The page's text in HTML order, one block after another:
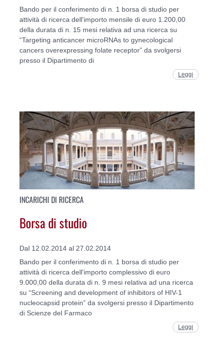
Bando per il conferimento di n. 1 borsa di studio per
attività di ricerca dell'importo mensile di euro 1.200,00
della durata di n. 15 mesi relativa ad una ricerca su
“Targeting anticancer microRNAs to gynecological
cancers overexpressing folate receptor” da svolgersi
presso il Dipartimento di
Leggi
INCARICHI DI RICERCA
Borsa di studio
Dal 12.02.2014 al 27.02.2014
Bando per il conferimento di n. 1 borsa di studio per
attività di ricerca dell'importo complessivo di euro
9.000,00 della durata di n. 9 mesi relativa ad una ricerca
su “Screening and development of inhibitors of HIV-1
nucleocapsid protein” da svolgersi presso il Dipartimento
di Scienze del Farmaco
Leggi